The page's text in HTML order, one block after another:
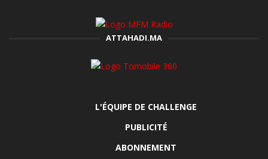
ATTAHADI.MA
L'ÉQUIPE DE CHALLENGE
PUBLICITÉ
ABONNEMENT